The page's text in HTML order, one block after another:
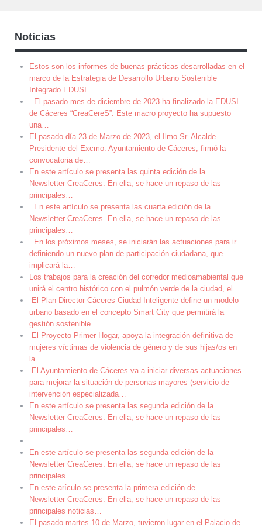
Noticias
Estos son los informes de buenas prácticas desarrolladas en el
marco de la Estrategia de Desarrollo Urbano Sostenible
Integrado EDUSI …
El pasado mes de diciembre de 2023 ha finalizado la EDUSI
de Cáceres “CreaCereS”. Este macro proyecto ha supuesto
una…
El pasado día 23 de Marzo de 2023, el Ilmo.Sr. Alcalde-
Presidente del Excmo. Ayuntamiento de Cáceres, firmó la
convocatoria de…
En este artículo se presenta las quinta edición de la
Newsletter CreaCeres. En ella, se hace un repaso de las
principales…
En este artículo se presenta las cuarta edición de la
Newsletter CreaCeres. En ella, se hace un repaso de las
principales…
En los próximos meses, se iniciarán las actuaciones para ir
definiendo un nuevo plan de participación ciudadana, que
implicará la…
Los trabajos para la creación del corredor medioamabiental que
unirá el centro histórico con el pulmón verde de la ciudad, el …
El Plan Director Cáceres Ciudad Inteligente define un modelo
urbano basado en el concepto Smart City que permitirá la
gestión sostenible…
El Proyecto Primer Hogar, apoya la integración definitiva de
mujeres víctimas de violencia de género y de sus hijas/os en
la…
El Ayuntamiento de Cáceres va a iniciar diversas actuaciones
para mejorar la situación de personas mayores (servicio de
intervención especializada…
En este artículo se presenta las segunda edición de la
Newsletter CreaCeres. En ella, se hace un repaso de las
principales…
En este artículo se presenta las segunda edición de la
Newsletter CreaCeres. En ella, se hace un repaso de las
principales…
En este arículo se presenta la primera edición de
Newsletter CreaCeres. En ella, se hace un repaso de las
principales noticias…
El pasado martes 10 de Marzo, tuvieron lugar en el Palacio de